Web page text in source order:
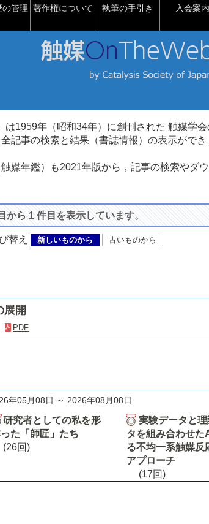
の管理 著作権について 執筆の手引き 入会案内
は1959年（昭和34年）に創刊された 触媒学会
記事の検索と結果（書誌情報）の表示がで
媒年鑑）も2021年版から，記事の検索やダ
から 1 件目を表示しています。
え 新しいものから 古いものから
展開
PDF
年05月08日 ～ 2026年08月08日
研究者としての私を形
た「師匠」たち
(26回)
実験データと
タを組み合わせた
る不均一系触媒反
アプローチ
(17回)